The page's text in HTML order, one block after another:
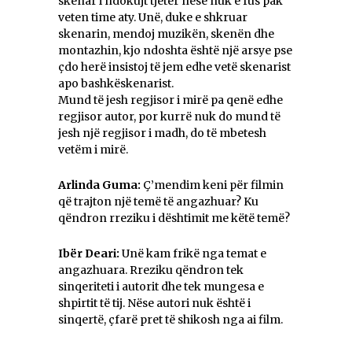
veten time aty. Unë, duke e shkruar
skenarin, mendoj muzikën, skenën dhe
montazhin, kjo ndoshta është një arsye pse
çdo herë insistoj të jem edhe vetë skenarist
apo bashkëskenarist.
Mund të jesh regjisor i mirë pa qenë edhe
regjisor autor, por kurrë nuk do mund të
jesh një regjisor i madh, do të mbetesh
vetëm i mirë.
Arlinda Guma: Ç’mendim keni për filmin
që trajton një temë të angazhuar? Ku
qëndron rreziku i dështimit me këtë temë?
Ibër Deari: Unë kam frikë nga temat e
angazhuara. Rreziku qëndron tek
sinqeriteti i autorit dhe tek mungesa e
shpirtit të tij. Nëse autori nuk është i
sinqertë, çfarë pret të shikosh nga ai film.